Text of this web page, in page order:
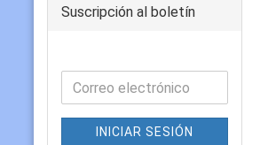
Suscripción al boletín
INICIAR SESIÓN